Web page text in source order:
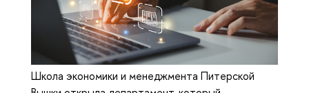
Школа экономики и менеджмента Питерской